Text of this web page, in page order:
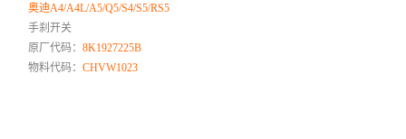
奥迪A4/A4L/A5/Q5/S4/S5/RS5
手刹开关
原厂代码：8K1927225B
物料代码：CHVW1023